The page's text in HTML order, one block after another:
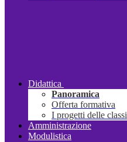
Didattica
Panoramica
Offerta formativa
I progetti delle classi
Amministrazione
Modulistica